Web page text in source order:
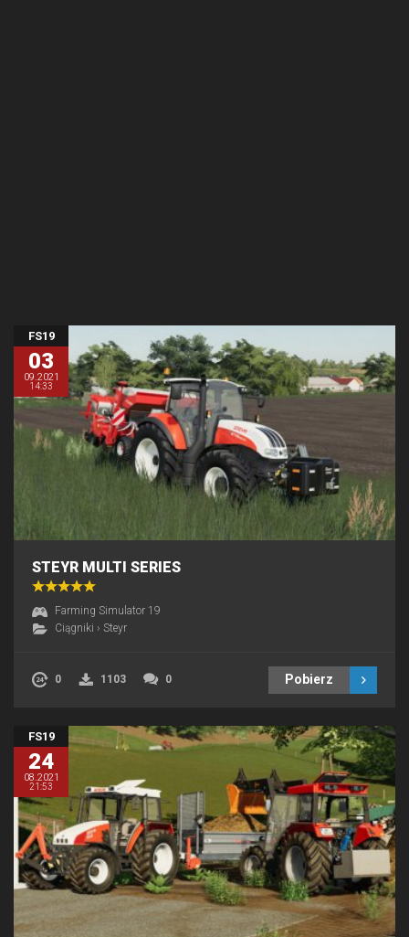
FS19
03
09.2021
14:33
STEYR MULTI SERIES
Farming Simulator 19
Ciągniki › Steyr
0 1103 0 Pobierz
FS19
24
08.2021
21:53